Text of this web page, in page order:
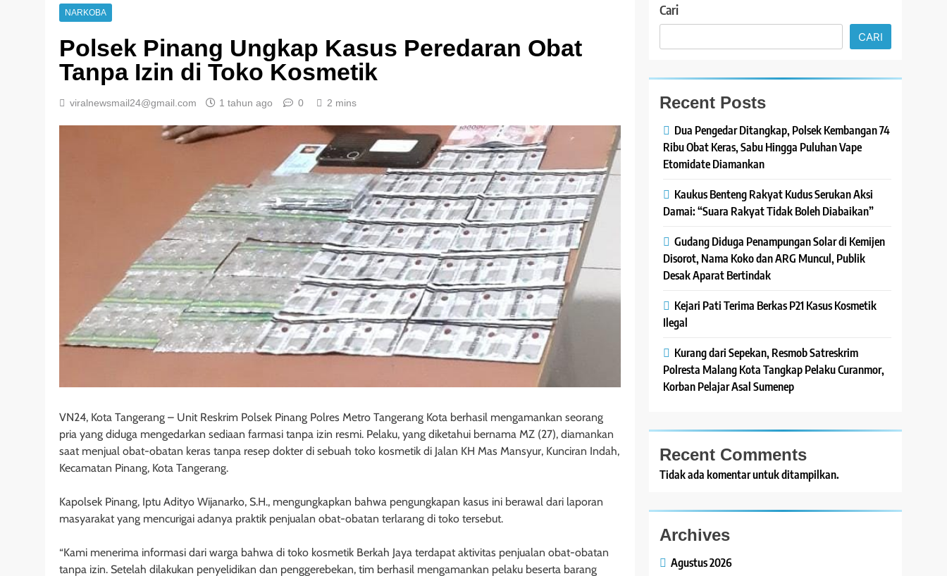
NARKOBA
Polsek Pinang Ungkap Kasus Peredaran Obat
Tanpa Izin di Toko Kosmetik
viralnewsmail24@gmail.com 1 tahun ago 0 2 mins
VN24, Kota Tangerang – Unit Reskrim Polsek Pinang Polres Metro Tangerang Kota berhasil mengamankan seorang
pria yang diduga mengedarkan sediaan farmasi tanpa izin resmi. Pelaku, yang diketahui bernama MZ (27), diamankan
saat menjual obat-obatan keras tanpa resep dokter di sebuah toko kosmetik di Jalan KH Mas Mansyur, Kunciran Indah,
Kecamatan Pinang, Kota Tangerang.
Kapolsek Pinang, Iptu Adityo Wijanarko, S.H., mengungkapkan bahwa pengungkapan kasus ini berawal dari laporan
masyarakat yang mencurigai adanya praktik penjualan obat-obatan terlarang di toko tersebut.
“Kami menerima informasi dari warga bahwa di toko kosmetik Berkah Jaya terdapat aktivitas penjualan obat-obatan
tanpa izin. Setelah dilakukan penyelidikan dan penggerebekan, tim berhasil mengamankan pelaku beserta barang
Cari
CARI
Recent Posts
Dua Pengedar Ditangkap, Polsek Kembangan 74
Ribu Obat Keras, Sabu Hingga Puluhan Vape
Etomidate Diamankan
Kaukus Benteng Rakyat Kudus Serukan Aksi
Damai: “Suara Rakyat Tidak Boleh Diabaikan”
Gudang Diduga Penampungan Solar di Kemijen
Disorot, Nama Koko dan ARG Muncul, Publik
Desak Aparat Bertindak
Kejari Pati Terima Berkas P21 Kasus Kosmetik
Ilegal
Kurang dari Sepekan, Resmob Satreskrim
Polresta Malang Kota Tangkap Pelaku Curanmor,
Korban Pelajar Asal Sumenep
Recent Comments
Tidak ada komentar untuk ditampilkan.
Archives
Agustus 2026